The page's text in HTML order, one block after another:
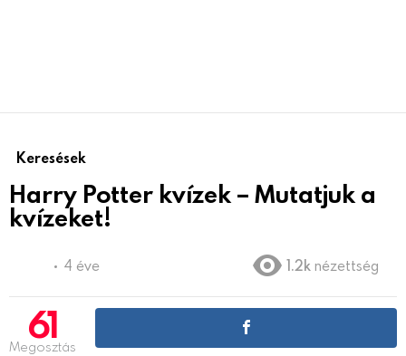
Keresések
Harry Potter kvízek – Mutatjuk a
kvízeket!
4 éve 1.2k nézettség
61
Megosztás